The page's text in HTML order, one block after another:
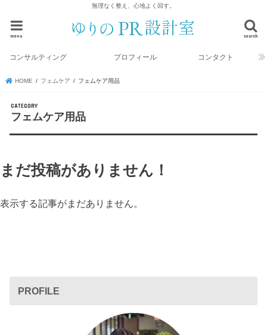
無理なく整え、心地よく回す。
search
menu
コンサルティング プロフィール コンタクト
HOME フェムケア フェムケア用品
フェムケア用品
まだ投稿がありません！
表示する記事がまだありません。
PROFILE